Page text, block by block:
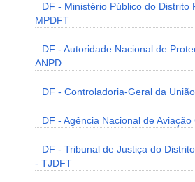
DF - Ministério Público do Distrito
MPDFT
DF - Autoridade Nacional de
ANPD
DF - Controladoria-Geral da
DF - Agência Nacional de Aviação
DF - Tribunal de Justiça do
- TJDFT